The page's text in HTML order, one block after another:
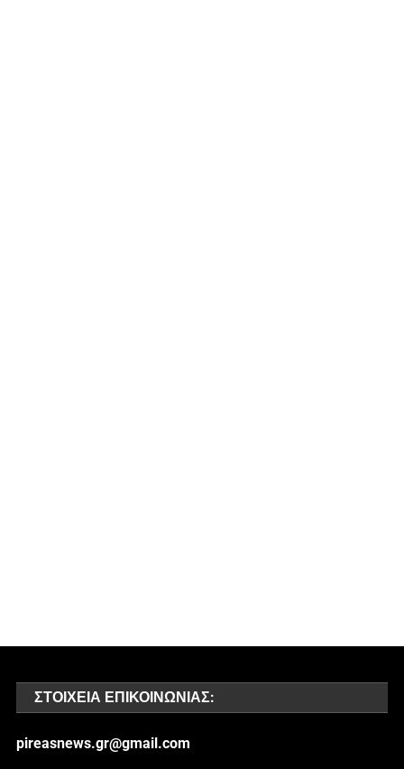
ΣΤΟΙΧΕΊΑ ΕΠΙΚΟΙΝΩΝΊΑΣ:
pireasnews.gr@gmail.com